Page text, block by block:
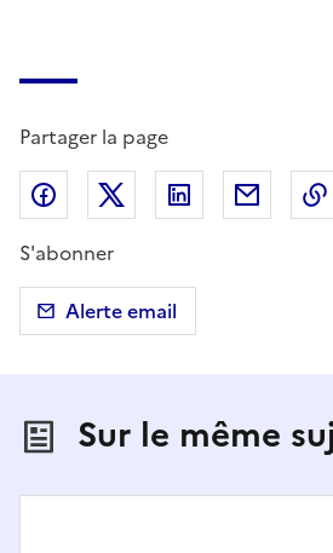
Partager la page
Partager sur Facebook
Partager sur X
Partager sur
S'abonner
Alerte email
Sur le même